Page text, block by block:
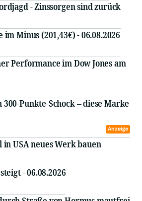
- Zinssorgen sind zurück
Minus (201,43€) - 06.08.2026
Performance im Dow Jones am
Punkte-Schock – diese Marke
Anzeige
USA neues Werk bauen
- 06.08.2026